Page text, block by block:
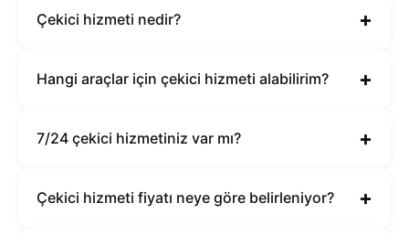
Çekici hizmeti nedir? +
Hangi araçlar için çekici hizmeti alabilirim? +
7/24 çekici hizmetiniz var mı? +
Çekici hizmeti fiyatı neye göre belirleniyor? +